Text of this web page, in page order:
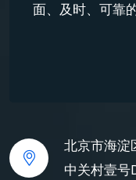
面、及时、可靠
北京市海淀
中关村壹号